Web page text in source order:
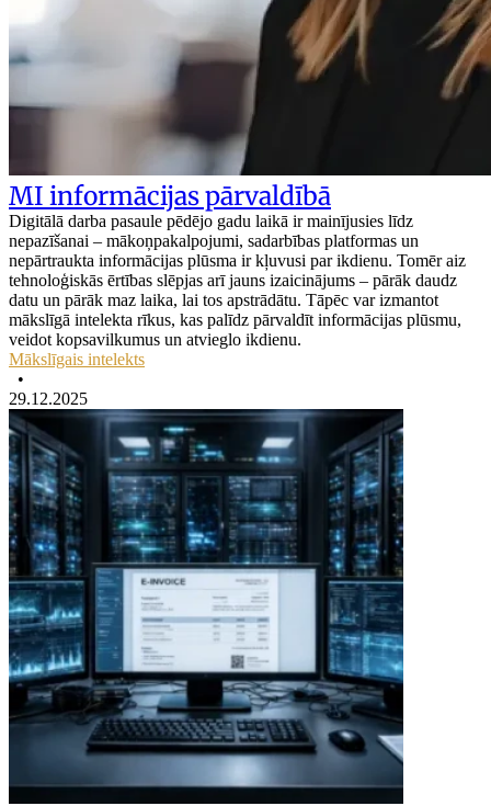
MI informācijas pārvaldībā
Digitālā darba pasaule pēdējo gadu laikā ir mainījusies līdz
nepazīšanai – mākoņpakalpojumi, sadarbības platformas un
nepārtraukta informācijas plūsma ir kļuvusi par ikdienu. Tomēr aiz
tehnoloģiskās ērtības slēpjas arī jauns izaicinājums – pārāk daudz
datu un pārāk maz laika, lai tos apstrādātu. Tāpēc var izmantot
mākslīgā intelekta rīkus, kas palīdz pārvaldīt informācijas plūsmu,
veidot kopsavilkumus un atvieglo ikdienu.
Mākslīgais intelekts
•
29.12.2025